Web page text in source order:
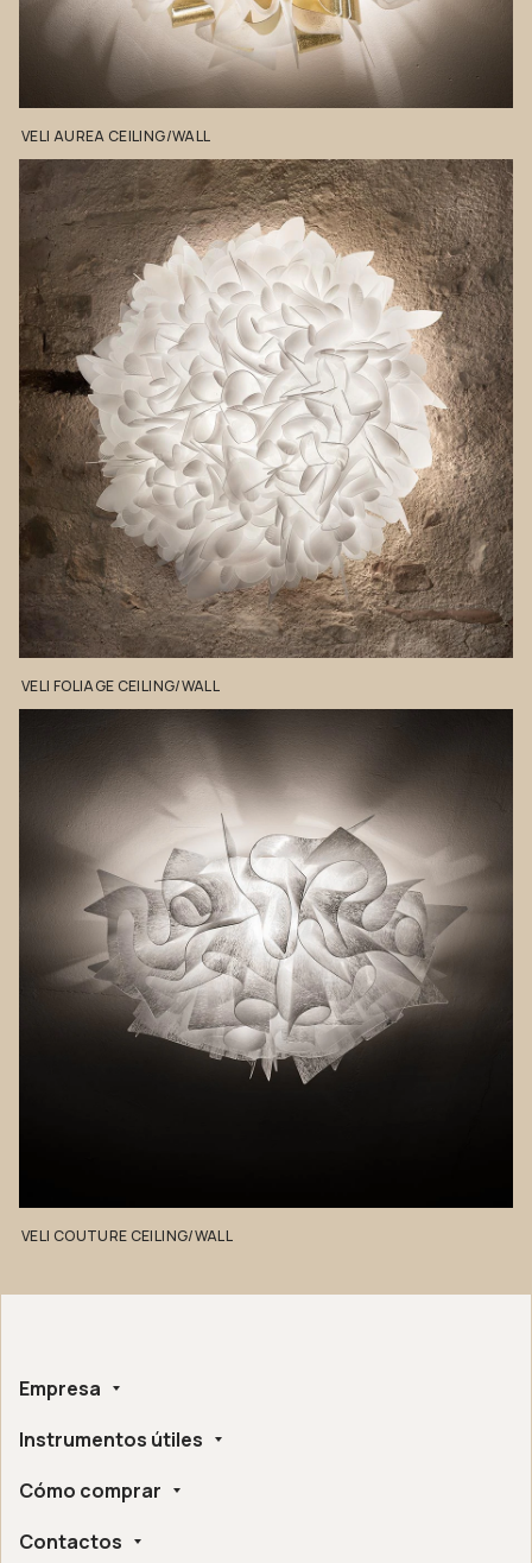
VELI AUREACEILING/WALL
VELI FOLIAGECEILING/WALL
VELI COUTURECEILING/WALL
Empresa
Sobre nosotros
Certificaciones Éticas y Ambientales
Accesibilidad Digital
Instrumentos útiles
Whistleblowing
Cómo comprar
Encuentra un distribuidor cerca de ti
Contactos